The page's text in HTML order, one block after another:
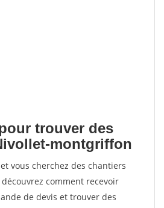
trouver des
montgriffon
vous cherchez des chantiers
comment recevoir
de devis et trouver des